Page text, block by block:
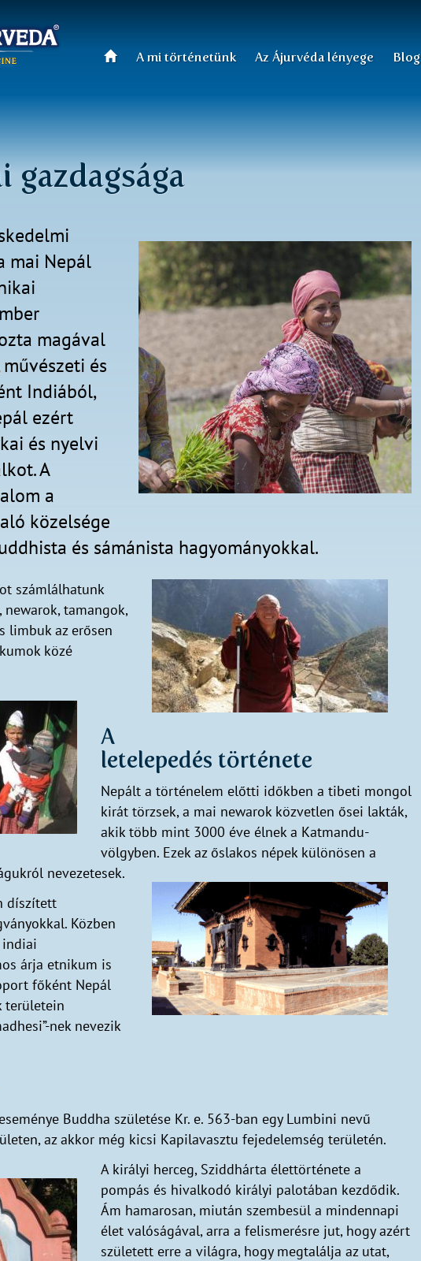
A mi történetünk Az Ájurvéda lényege Blog
mai Nepál
magával
és
Indiából,
ezért
és nyelvi
A
a
közelsége
és sámánista hagyományokkal.
számlálhatunk
newarok, tamangok,
limbuk az erősen
közé
A
letelepedés története
Nepált a történelem előtti időkben a tibeti mongol
kirát törzsek, a mai newarok közvetlen ősei lakták,
akik több mint 3000 éve élnek a Katmandu-
völgyben. Ezek az őslakos népek különösen a
nevezetesek.
díszített
Közben
indiai
árja etnikum is
főként Nepál
területein
nek nevezik
Buddha születése Kr. e. 563-ban egy Lumbini nevű
az akkor még kicsi Kapilavasztu fejedelemség területén.
A királyi herceg, Sziddhárta élettörténete a
pompás és hivalkodó királyi palotában kezdődik.
Ám hamarosan, miután szembesül a mindennapi
élet valóságával, arra a felismerésre jut, hogy azért
született erre a világra, hogy megtalálja az utat,